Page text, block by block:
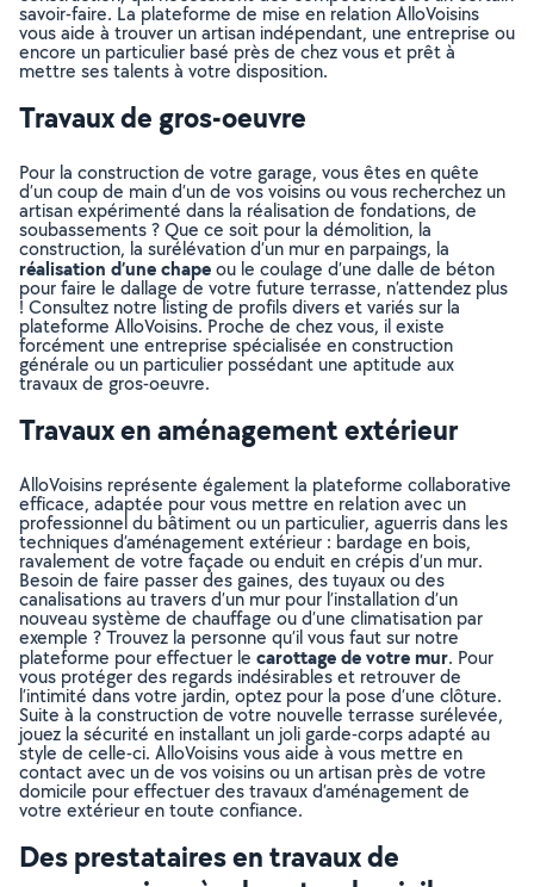
savoir-faire. La plateforme de mise en relation AlloVoisins
vous aide à trouver un artisan indépendant, une entreprise ou
encore un particulier basé près de chez vous et prêt à
mettre ses talents à votre disposition.
Travaux de gros-oeuvre
Pour la construction de votre garage, vous êtes en quête
d’un coup de main d’un de vos voisins ou vous recherchez un
artisan expérimenté dans la réalisation de fondations, de
soubassements ? Que ce soit pour la démolition, la
construction, la surélévation d’un mur en parpaings, la
réalisation d’une chapeou le coulage d’une dalle de béton
pour faire le dallage de votre future terrasse, n’attendez plus
! Consultez notre listing de profils divers et variés sur la
plateforme AlloVoisins. Proche de chez vous, il existe
forcément une entreprise spécialisée en construction
générale ou un particulier possédant une aptitude aux
travaux de gros-oeuvre.
Travaux en aménagement extérieur
AlloVoisins représente également la plateforme collaborative
efficace, adaptée pour vous mettre en relation avec un
professionnel du bâtiment ou un particulier, aguerris dans les
techniques d’aménagement extérieur : bardage en bois,
ravalement de votre façade ou enduit en crépis d’un mur.
Besoin de faire passer des gaines, des tuyaux ou des
canalisations au travers d’un mur pour l’installation d’un
nouveau système de chauffage ou d’une climatisation par
exemple ? Trouvez la personne qu’il vous faut sur notre
plateforme pour effectuer le carottage de votre mur. Pour
vous protéger des regards indésirables et retrouver de
l’intimité dans votre jardin, optez pour la pose d’une clôture.
Suite à la construction de votre nouvelle terrasse surélevée,
jouez la sécurité en installant un joli garde-corps adapté au
style de celle-ci. AlloVoisins vous aide à vous mettre en
contact avec un de vos voisins ou un artisan près de votre
domicile pour effectuer des travaux d’aménagement de
votre extérieur en toute confiance.
Des prestataires en travaux de